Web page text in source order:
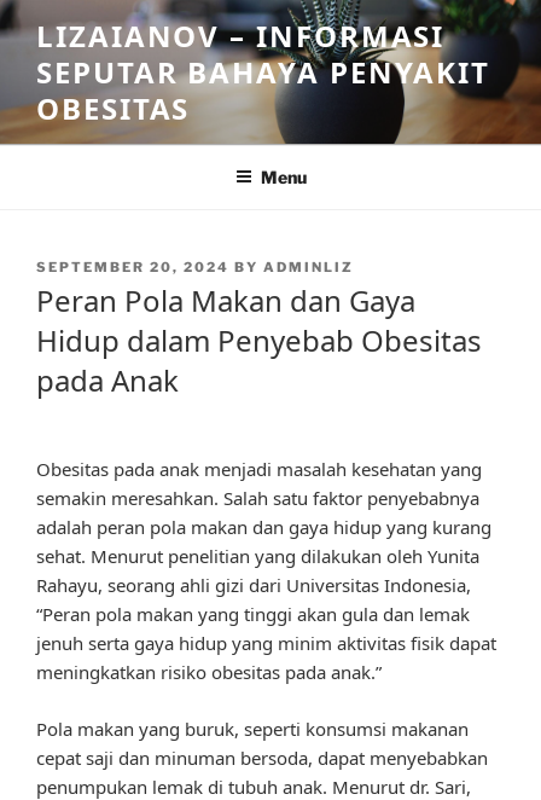
Skip
to
content
LIZAIANOV – INFORMASI
SEPUTAR BAHAYA PENYAKIT
OBESITAS
Menu
POSTED
SEPTEMBER 20, 2024 BY ADMINLIZ
Peran Pola Makan dan Gaya
Hidup dalam Penyebab Obesitas
pada Anak
Obesitas pada anak menjadi masalah kesehatan yang
semakin meresahkan. Salah satu faktor penyebabnya
adalah peran pola makan dan gaya hidup yang kurang
sehat. Menurut penelitian yang dilakukan oleh Yunita
Rahayu, seorang ahli gizi dari Universitas Indonesia,
“Peran pola makan yang tinggi akan gula dan lemak
jenuh serta gaya hidup yang minim aktivitas fisik dapat
meningkatkan risiko obesitas pada anak.”
Pola makan yang buruk, seperti konsumsi makanan
cepat saji dan minuman bersoda, dapat menyebabkan
penumpukan lemak di tubuh anak. Menurut dr. Sari,